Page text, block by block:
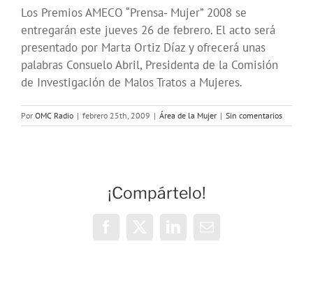
Los Premios AMECO “Prensa- Mujer” 2008 se
entregarán este jueves 26 de febrero. El acto será
presentado por Marta Ortiz Díaz y ofrecerá unas
palabras Consuelo Abril, Presidenta de la Comisión
de Investigación de Malos Tratos a Mujeres.
Por OMC Radio | febrero 25th, 2009 | Área de la Mujer | Sin comentarios
¡Compártelo!